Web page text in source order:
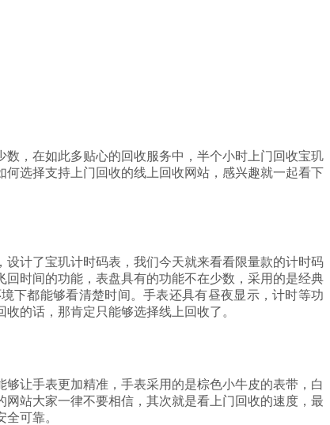
，在如此多贴心的回收服务中，半个小时上门回收宝玑
选择支持上门回收的线上回收网站，感兴趣就一起看下
计了宝玑计时码表，我们今天就来看看限量款的计时码
时间的功能，表盘具有的功能不在少数，采用的是经典
下都能够看清楚时间。手表还具有昼夜显示，计时等功
的话，那肯定只能够选择线上回收了。
让手表更加精准，手表采用的是棕色小牛皮的表带，白
站大家一律不要相信，其次就是看上门回收的速度，最
可靠。